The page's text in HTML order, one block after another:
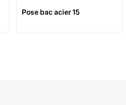
Pose bac acier 15